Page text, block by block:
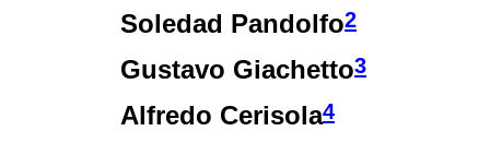
Soledad Pandolfo2
Gustavo Giachetto3
Alfredo Cerisola4